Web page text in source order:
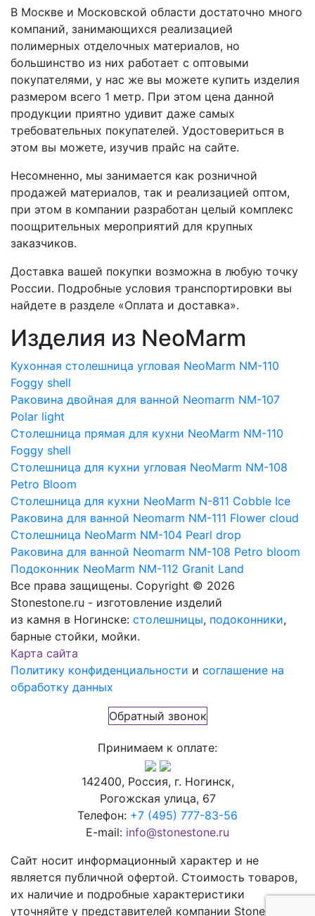
В Москве и Московской области достаточно много
компаний, занимающихся реализацией
полимерных отделочных материалов, но
большинство из них работает с оптовыми
покупателями, у нас же вы можете купить изделия
размером всего 1 метр. При этом цена данной
продукции приятно удивит даже самых
требовательных покупателей. Удостовериться в
этом вы можете, изучив прайс на сайте.
Несомненно, мы занимается как розничной
продажей материалов, так и реализацией оптом,
при этом в компании разработан целый комплекс
поощрительных мероприятий для крупных
заказчиков.
Доставка вашей покупки возможна в любую точку
России. Подробные условия транспортировки вы
найдете в разделе «Оплата и доставка».
Изделия из NeoMarm
Кухонная столешница угловая NeoMarm NM-110
Foggy shell
Раковина двойная для ванной Neomarm NM-107
Polar light
Столешница прямая для кухни NeoMarm NM-110
Foggy shell
Столешница для кухни угловая NeoMarm NM-108
Petro Bloom
Столешница для кухни NeoMarm N-811 Cobble Ice
Раковина для ванной Neomarm NM-111 Flower cloud
Столешница NeoMarm NM-104 Pearl drop
Раковина для ванной Neomarm NM-108 Petro bloom
Подоконник NeoMarm NM-112 Granit Land
Все права защищены. Copyright © 2026
Stonestone.ru - изготовление изделий
из камня в Ногинске: столешницы, подоконники,
барные стойки, мойки.
Карта сайта
Политику конфиденциальности и соглашение на
обработку данных
Обратный звонок
Принимаем к оплате:
142400, Россия, г. Ногинск,
Рогожская улица, 67
Телефон: +7 (495) 777-83-56
E-mail: info@stonestone.ru
Сайт носит информационный характер и не
является публичной офертой. Стоимость товаров,
их наличие и подробные характеристики
уточняйте у представителей компании StoneStone,